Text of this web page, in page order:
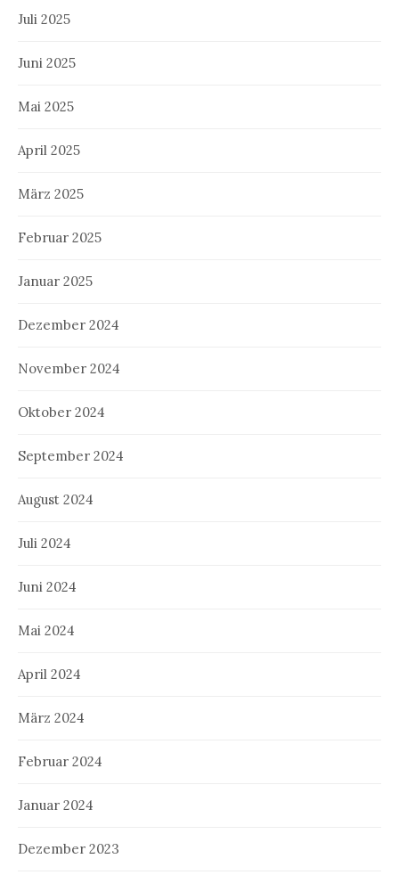
Juli 2025
Juni 2025
Mai 2025
April 2025
März 2025
Februar 2025
Januar 2025
Dezember 2024
November 2024
Oktober 2024
September 2024
August 2024
Juli 2024
Juni 2024
Mai 2024
April 2024
März 2024
Februar 2024
Januar 2024
Dezember 2023